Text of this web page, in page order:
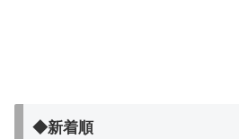
◆新着順